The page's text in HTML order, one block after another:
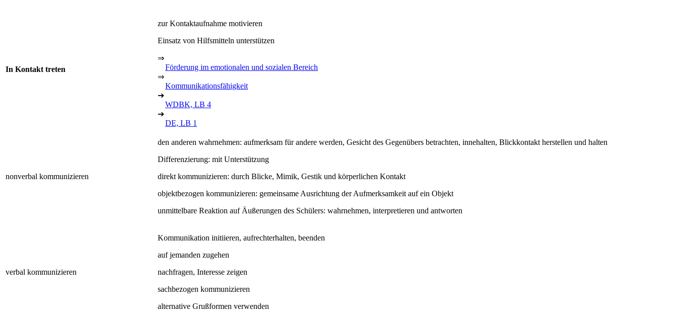
In Kontakt treten
zur Kontaktaufnahme motivieren
Einsatz von Hilfsmitteln unterstützen
⇒
Förderung im emotionalen und sozialen Bereich
⇒
Kommunikationsfähigkeit
➔
WDBK, LB 4
➔
DE, LB 1
nonverbal kommunizieren
den anderen wahrnehmen: aufmerksam für andere werden, Gesicht des Gegenübers betrachten, innehalten, Blickkontakt herstellen und halten
Differenzierung: mit Unterstützung
direkt kommunizieren: durch Blicke, Mimik, Gestik und körperlichen Kontakt
objektbezogen kommunizieren: gemeinsame Ausrichtung der Aufmerksamkeit auf ein Objekt
unmittelbare Reaktion auf Äußerungen des Schülers: wahrnehmen, interpretieren und antworten
verbal kommunizieren
Kommunikation initiieren, aufrechterhalten, beenden
auf jemanden zugehen
nachfragen, Interesse zeigen
sachbezogen kommunizieren
alternative Grußformen verwenden